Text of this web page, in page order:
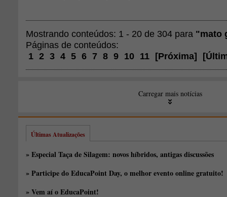
Mostrando conteúdos: 1 - 20 de 304 para "mato
Páginas de conteúdos:
1 2 3 4 5 6 7 8 9 10 11 [Próxima] [
Carregar mais notícias
Últimas Atualizações
» Especial Taça de Silagem: novos híbridos, antigas discussões
» Participe do EducaPoint Day, o melhor evento online gratuito!
» Vem aí o EducaPoint!